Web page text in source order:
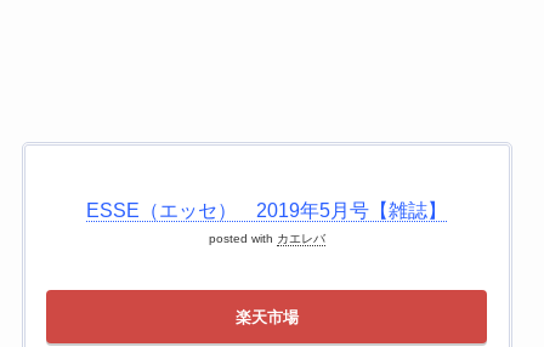
ESSE（エッセ） 2019年5月号【雑誌】
posted with カエレバ
楽天市場